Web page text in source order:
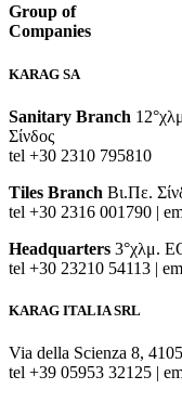
Group of
Companies
KARAG SA
Sanitary Branch
Σίνδος
tel +30 2310 795810
Tiles Branch Βι.Πε.
tel +30 2316 001790 |
Headquarters 3°χλμ.
tel +30 23210 54113 |
KARAG ITALIA SRL
Via della Scienza 8,
tel +39 05953 32125 |